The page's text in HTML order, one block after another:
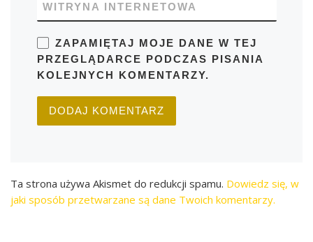
WITRYNA INTERNETOWA
ZAPAMIĘTAJ MOJE DANE W TEJ
PRZEGLĄDARCE PODCZAS PISANIA
KOLEJNYCH KOMENTARZY.
Ta strona używa Akismet do redukcji spamu. Dowiedz się, w
jaki sposób przetwarzane są dane Twoich komentarzy.